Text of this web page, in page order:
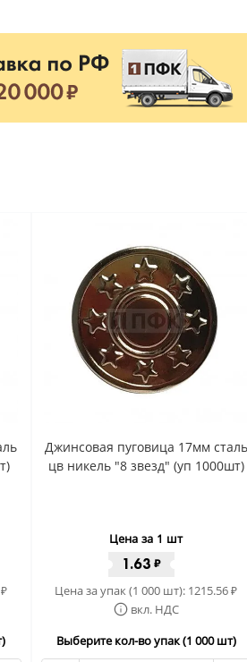
₽
Джинсовая пуговица 17мм сталь
цв никель "8 звезд" (уп 1000шт)
Цена за 1 шт
1.63 ₽
Цена за упак (1 000 шт): 1215.56₽
вкл. НДС
Выберите кол-во упак (1 000 шт)